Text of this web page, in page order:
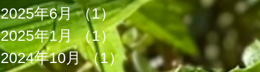
2025年6月 （1）1件の記事
2025年1月 （1）1件の記事
2024年10月 （1）1件の記事